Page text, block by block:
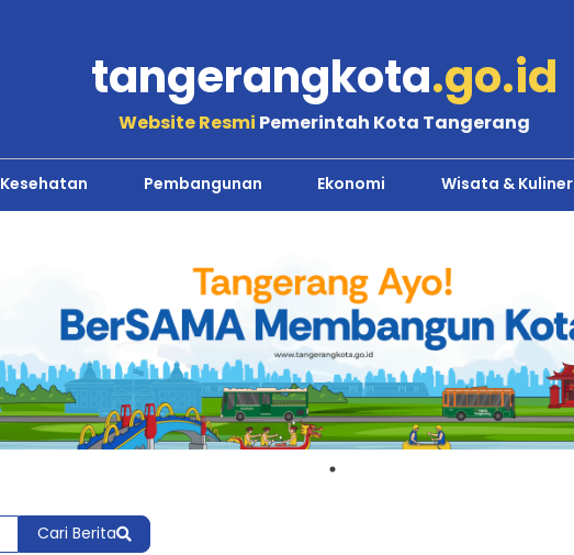
tangerangkota.go.id
Website Resmi Pemerintah Kota Tangerang
Kesehatan Pembangunan Ekonomi Wisata & Kuliner
Cari Berita